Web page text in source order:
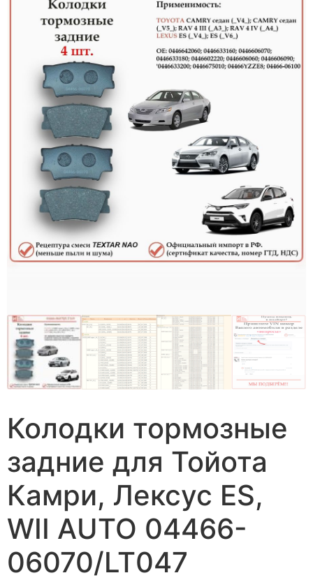
Колодки тормозные
задние для Тойота
Камри, Лексус ES,
WII AUTO 04466-
06070/LT047